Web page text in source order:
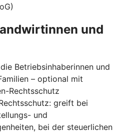
und
Betriebsinhaberinnen und
– optional mit
Rechtsschutz
greift bei
und
bei der steuerlichen